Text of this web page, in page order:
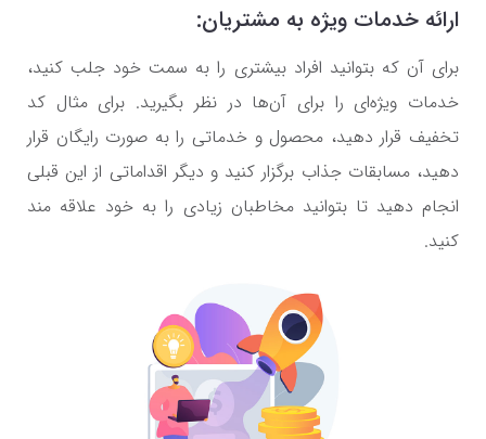
ارائه خدمات ویژه به مشتریان:
برای آن که بتوانید افراد بیشتری را به سمت خود جلب کنید،
خدمات ویژه‌ای را برای آن‌ها در نظر بگیرید. برای مثال کد
تخفیف قرار دهید، محصول و خدماتی را به صورت رایگان قرار
دهید، مسابقات جذاب برگزار کنید و دیگر اقداماتی از این قبلی
انجام دهید تا بتوانید مخاطبان زیادی را به خود علاقه مند
کنید.